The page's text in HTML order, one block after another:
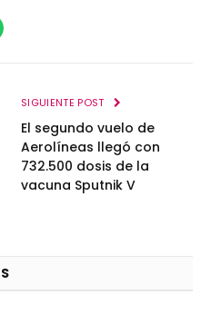
SIGUIENTE POST
El segundo vuelo de
Aerolíneas llegó con
732.500 dosis de la
vacuna Sputnik V